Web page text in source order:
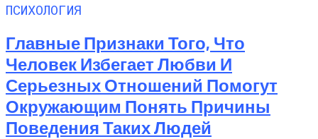
ПСИХОЛОГИЯ
Главные Признаки Того, Что
Человек Избегает Любви И
Серьезных Отношений Помогут
Окружающим Понять Причины
Поведения Таких Людей